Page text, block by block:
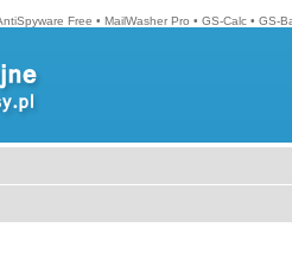
Free • MailWasher Pro • GS-Calc • GS-